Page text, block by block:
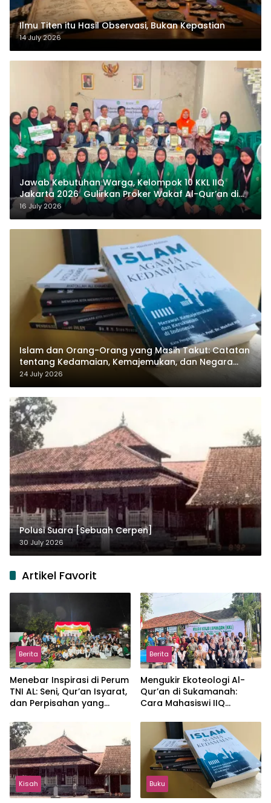
Ilmu Titen itu Hasil Observasi, Bukan Kepastian
14 July 2026
Jawab Kebutuhan Warga, Kelompok 10 KKL IIQ
Jakarta 2026 Gulirkan Proker Wakaf Al-Qur’an di
Sukamanah
16 July 2026
Islam dan Orang-Orang yang Masih Takut: Catatan
tentang Kedamaian, Kemajemukan, dan Negara
dalam Pemikiran Masykuri Abdillah
24 July 2026
Polusi Suara [Sebuah Cerpen]
30 July 2026
Artikel Favorit
Berita
Menebar Inspirasi di Perum
TNI AL: Seni, Qur’an Isyarat,
dan Perpisahan yang
Berita
Mengukir Ekoteologi Al-
Qur’an di Sukamanah:
Cara Mahasiswi IIQ
Jonggol
Kisah Buku